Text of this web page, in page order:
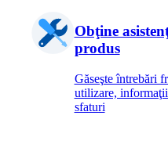
Obţine
produs
Găseşte întrebări
utilizare,
sfaturi